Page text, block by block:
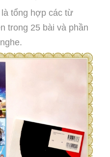
tổng hợp các từ
trong 25 bài và phần